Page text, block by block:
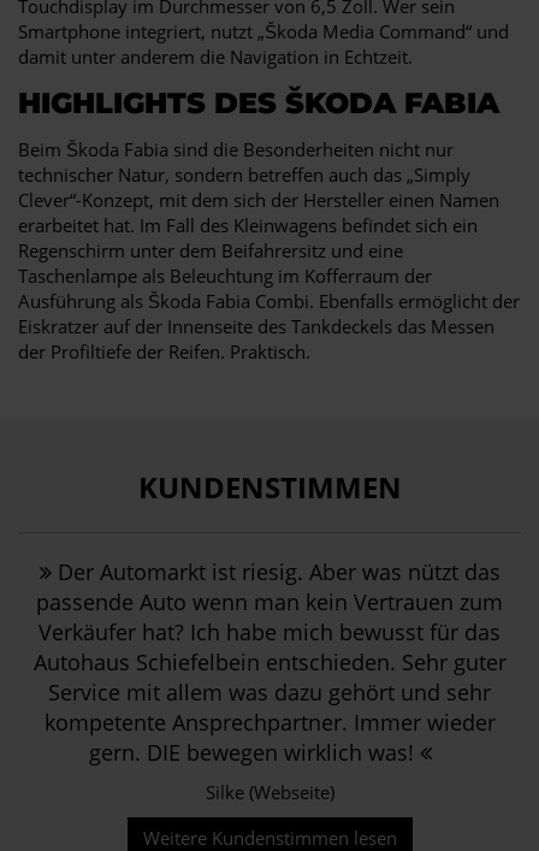
Touchdisplay im Durchmesser von 6,5 Zoll. Wer sein
Smartphone integriert, nutzt „Škoda Media Command“ und
damit unter anderem die Navigation in Echtzeit.
HIGHLIGHTS DES ŠKODA FABIA
Beim Škoda Fabia sind die Besonderheiten nicht nur
technischer Natur, sondern betreffen auch das „Simply
Clever“-Konzept, mit dem sich der Hersteller einen Namen
erarbeitet hat. Im Fall des Kleinwagens befindet sich ein
Regenschirm unter dem Beifahrersitz und eine
Taschenlampe als Beleuchtung im Kofferraum der
Ausführung als Škoda Fabia Combi. Ebenfalls ermöglicht der
Eiskratzer auf der Innenseite des Tankdeckels das Messen
der Profiltiefe der Reifen. Praktisch.
KUNDENSTIMMEN
Der Automarkt ist riesig. Aber was nützt das
passende Auto wenn man kein Vertrauen zum
Verkäufer hat? Ich habe mich bewusst für das
Autohaus Schiefelbein entschieden. Sehr guter
Service mit allem was dazu gehört und sehr
kompetente Ansprechpartner. Immer wieder
gern. DIE bewegen wirklich was!
Silke (Webseite)
Weitere Kundenstimmen lesen